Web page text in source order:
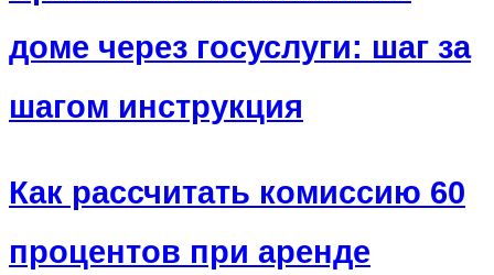
доме через госуслуги: шаг за
шагом инструкция
Как рассчитать комиссию 60
процентов при аренде